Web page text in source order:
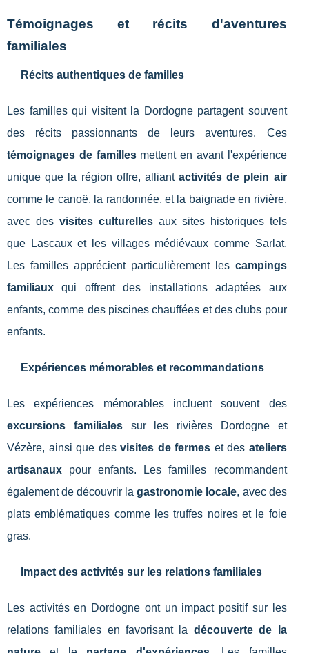
Témoignages et récits d'aventures
familiales
Récits authentiques de familles
Les familles qui visitent la Dordogne partagent souvent
des récits passionnants de leurs aventures. Ces
témoignages de famillesmettent en avant l'expérience
unique que la région offre, alliantactivités de plein air
comme le canoë, la randonnée, et la baignade en rivière,
avec des visites culturellesaux sites historiques tels
que Lascaux et les villages médiévaux comme Sarlat.
Les familles apprécient particulièrement les campings
familiaux qui offrent des installations adaptées aux
enfants, comme des piscines chauffées et des clubs pour
enfants.
Expériences mémorables et recommandations
Les expériences mémorables incluent souvent des
excursions familialessur les rivières Dordogne et
Vézère, ainsi que desvisites de fermes et des ateliers
artisanaux pour enfants. Les familles recommandent
également de découvrir lagastronomie locale, avec des
plats emblématiques comme les truffes noires et le foie
gras.
Impact des activités sur les relations familiales
Les activités en Dordogne ont un impact positif sur les
relations familiales en favorisant la découverte de la